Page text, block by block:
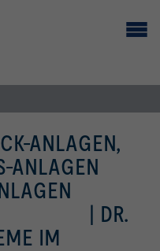
ANLAGEN,
ANLAGEN
IM